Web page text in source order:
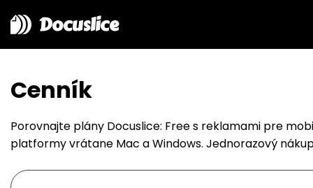
Docuslice
Cenník
Porovnajte plány Docuslice: Free s reklamami pre
platformy vrátane Mac a Windows. Jednorazový